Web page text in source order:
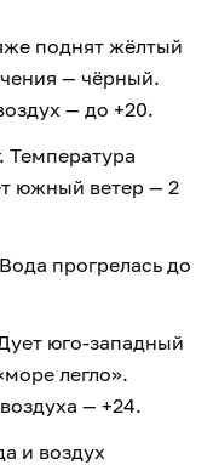
поднят жёлтый
— чёрный.
— до +20.
Температура
южный ветер — 2
прогрелась до
юго-западный
легло».
— +24.
и воздух